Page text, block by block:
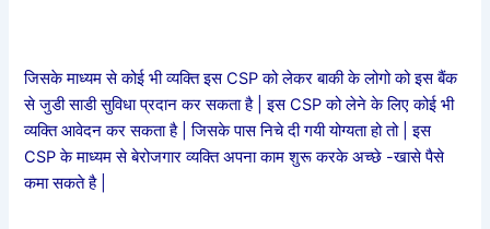
जिसके माध्यम से कोई भी व्यक्ति इस CSP को लेकर बाकी के लोगो को इस बैंक
से जुडी साडी सुविधा प्रदान कर सकता है |इस CSP को लेने के लिए कोई भी
व्यक्ति आवेदन कर सकता है | जिसके पास निचे दी गयी योग्यता हो तो | इस
CSP के माध्यम से बेरोजगार व्यक्ति अपना काम शुरू करके अच्छे -खासे पैसे
कमा सकते है |